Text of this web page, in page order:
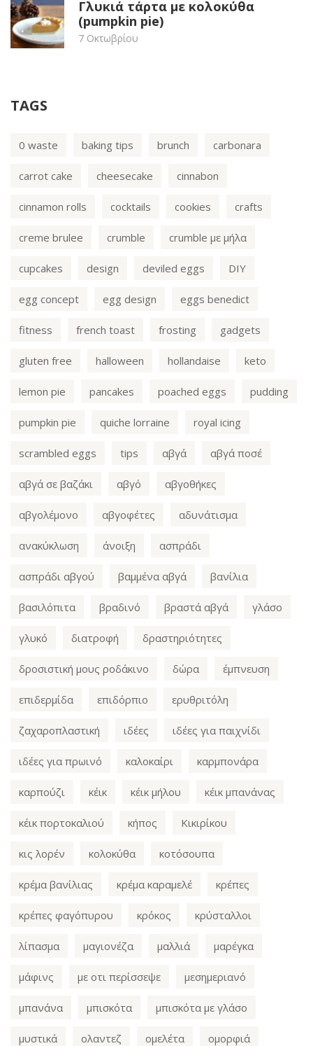
Γλυκιά τάρτα με κολοκύθα
(pumpkin pie)
7 Οκτωβρίου
TAGS
0 waste baking tips brunch carbonara
carrot cake cheesecake cinnabon
cinnamon rolls cocktails cookies crafts
creme brulee crumble crumble με μήλα
cupcakes design deviled eggs DIY
egg concept egg design eggs benedict
fitness french toast frosting gadgets
gluten free halloween hollandaise keto
lemon pie pancakes poached eggs pudding
pumpkin pie quiche lorraine royal icing
scrambled eggs tips αβγά αβγά ποσέ
αβγά σε βαζάκι αβγό αβγοθήκες
αβγολέμονο αβγοφέτες αδυνάτισμα
ανακύκλωση άνοιξη ασπράδι
ασπράδι αβγού βαμμένα αβγά βανίλια
βασιλόπιτα βραδινό βραστά αβγά γλάσο
γλυκό διατροφή δραστηριότητες
δροσιστική μους ροδάκινο δώρα έμπνευση
επιδερμίδα επιδόρπιο ερυθριτόλη
ζαχαροπλαστική ιδέες ιδέες για παιχνίδι
ιδέες για πρωινό καλοκαίρι καρμπονάρα
καρπούζι κέικ κέικ μήλου κέικ μπανάνας
κέικ πορτοκαλιού κήπος Κικιρίκου
κις λορέν κολοκύθα κοτόσουπα
κρέμα βανίλιας κρέμα καραμελέ κρέπες
κρέπες φαγόπυρου κρόκος κρύσταλλοι
λίπασμα μαγιονέζα μαλλιά μαρέγκα
μάφινς με οτι περίσσεψε μεσημεριανό
μπανάνα μπισκότα μπισκότα με γλάσο
μυστικά ολαντεζ ομελέτα ομορφιά